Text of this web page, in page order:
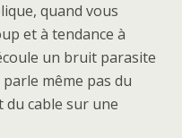
quand vous
et à tendance à
un bruit parasite
même pas du
cable sur une